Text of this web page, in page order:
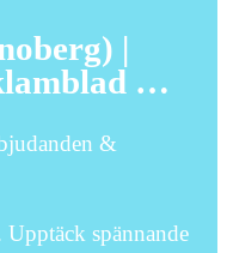
|
…
&
spännande